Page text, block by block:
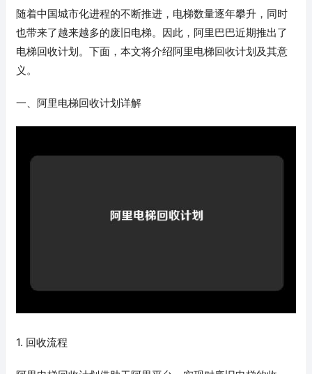
随着中国城市化进程的不断推进，电梯数量逐年攀升，同时
也带来了越来越多的废旧电梯。因此，阿里巴巴近期推出了
电梯回收计划。下面，本文将介绍阿里电梯回收计划及其意
义。
一、阿里电梯回收计划详解
1. 回收流程